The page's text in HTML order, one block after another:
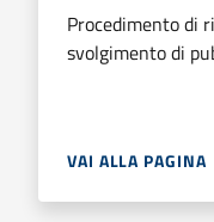
Procedimento di
svolgimento di
VAI ALLA PAGINA